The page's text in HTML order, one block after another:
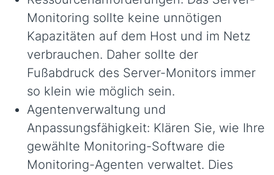
Monitoring sollte keine unnötigen
Kapazitäten auf dem Host und im Netz
verbrauchen. Daher sollte der
Fußabdruck des Server-Monitors immer
so klein wie möglich sein.
Agentenverwaltung und
Anpassungsfähigkeit: Klären Sie, wie Ihre
gewählte Monitoring-Software die
Monitoring-Agenten verwaltet. Dies